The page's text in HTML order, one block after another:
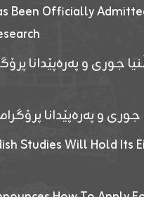
Been Officially
جوری و پەرەپێدانا
و پەرەپێدانا
Studies Will Hold